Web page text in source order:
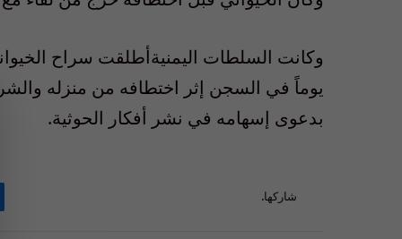
يوماً في السجن إثر اختطافه من منزله
بدعوى إسهامه في نشر أفكار الحوثية.
شاركها.